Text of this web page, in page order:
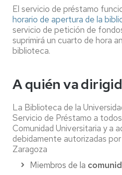
El servicio de préstamo
horario de apertura de la
servicio de petición de
suprimirá un cuarto de hora
biblioteca.
A quién va
La Biblioteca de la
Servicio de Préstamo a
Comunidad Universitaria y a
debidamente autorizadas por
Zaragoza
Miembros de la